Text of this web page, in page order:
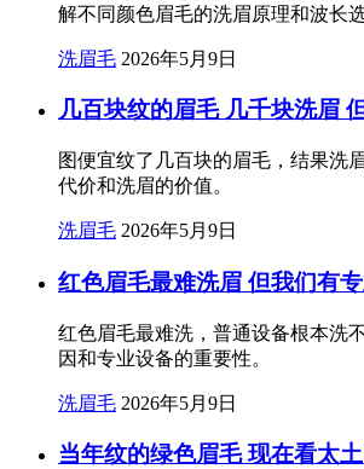
解不同颜色眉毛的洗眉原理和波长选
洗眉毛 2026年5月9日
几百块纹的眉毛 几千块洗眉
图便宜纹了几百块的眉毛，结果洗
代价和洗眉的价值。
洗眉毛 2026年5月9日
红色眉毛最难洗眉 但我们有
红色眉毛最难洗，普通设备根本洗
因和专业设备的重要性。
洗眉毛 2026年5月9日
当年纹的绿色眉毛 现在看太